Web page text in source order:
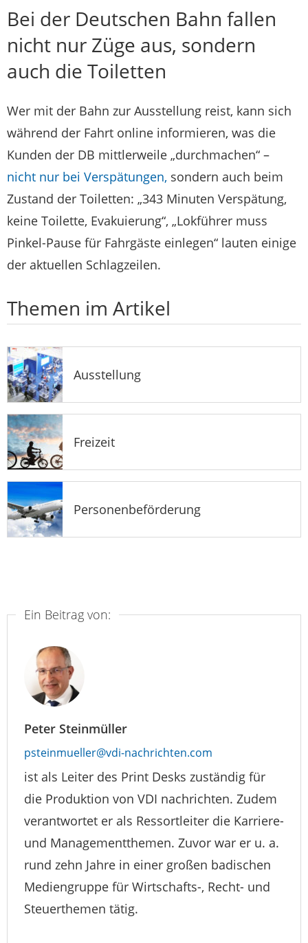
Bei der Deutschen Bahn fallen
nicht nur Züge aus, sondern
auch die Toiletten
Wer mit der Bahn zur Ausstellung reist, kann sich
während der Fahrt online informieren, was die
Kunden der DB mittlerweile „durchmachen“ –
nicht nur bei Verspätungen, sondern auch beim
Zustand der Toiletten: „343 Minuten Verspätung,
keine Toilette, Evakuierung“, „Lokführer muss
Pinkel-Pause für Fahrgäste einlegen“ lauten einige
der aktuellen Schlagzeilen.
Themen im Artikel
Ausstellung
Freizeit
Personenbeförderung
Ein Beitrag von:
Peter Steinmüller
psteinmueller@vdi-nachrichten.com
ist als Leiter des Print Desks zuständig für
die Produktion von VDI nachrichten. Zudem
verantwortet er als Ressortleiter die Karriere-
und Managementthemen. Zuvor war er u. a.
rund zehn Jahre in einer großen badischen
Mediengruppe für Wirtschafts-, Recht- und
Steuerthemen tätig.